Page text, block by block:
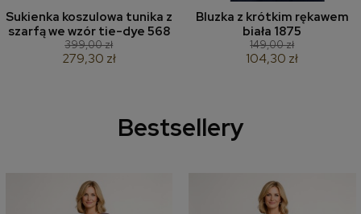
Sukienka koszulowa tunika z
szarfą we wzór tie-dye 568
399,00 zł
279,30 zł
Bluzka z krótkim rękawem
biała 1875
149,00 zł
104,30 zł
Bestsellery